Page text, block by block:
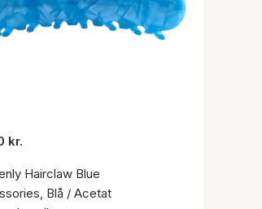
Canvas Strap
kr.
Hairclaw Blue
Blå / Acetat